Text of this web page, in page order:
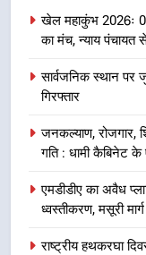
खेल महाकुंभ 2026ः
का मंच, न्याय पंचायत
सार्वजनिक स्थान
गिरफ्तार
जनकल्याण, रोजगार,
गति : धामी कैबिनेट
एमडीडीए का अवैध
ध्वस्तीकरण, मसूरी
राष्ट्रीय हथकरघा